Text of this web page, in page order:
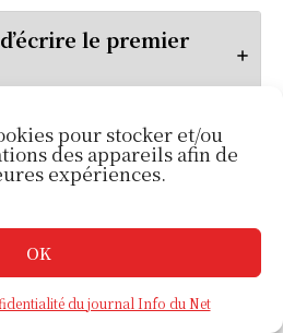
pour stocker et/ou
des appareils afin de
expériences.
OK
du journal Info du Net
le premier
Google peut
votre influence
?